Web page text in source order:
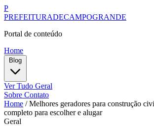
P
PREFEITURADECAMPOGRANDE
Portal de conteúdo
Home
Ver Tudo Geral
Sobre Contato
Home / Melhores geradores para construção
completo para escolher e alugar
Geral